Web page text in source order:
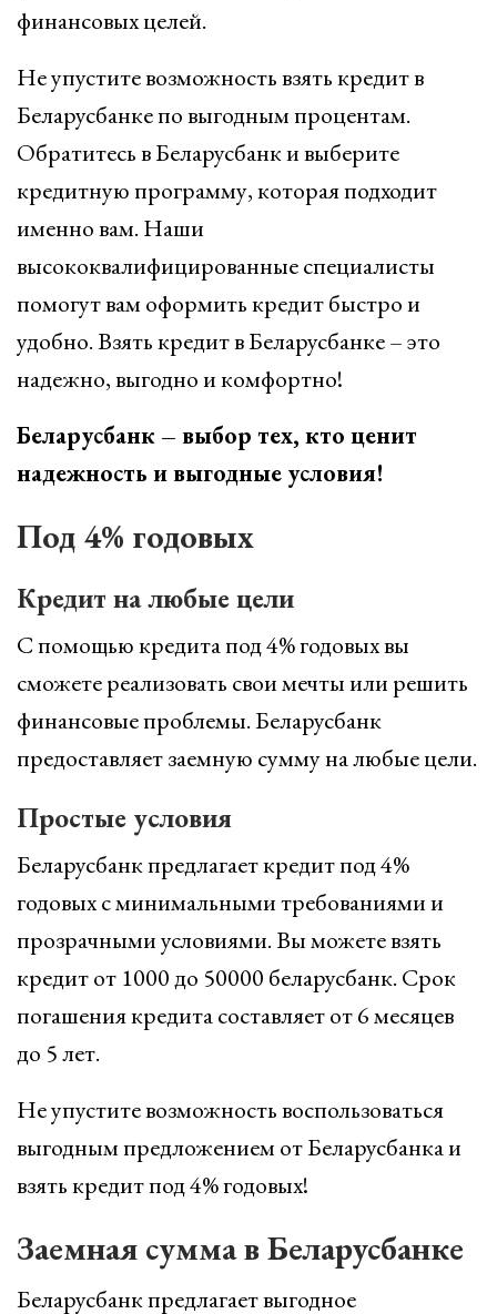
финансовых целей.
Не упустите возможность взять кредит в
Беларусбанке по выгодным процентам.
Обратитесь в Беларусбанк и выберите
кредитную программу, которая подходит
именно вам. Наши
высококвалифицированные специалисты
помогут вам оформить кредит быстро и
удобно. Взять кредит в Беларусбанке – это
надежно, выгодно и комфортно!
Беларусбанк – выбор тех, кто ценит
надежность и выгодные условия!
Под 4% годовых
Кредит на любые цели
С помощью кредита под 4% годовых вы
сможете реализовать свои мечты или решить
финансовые проблемы. Беларусбанк
предоставляет заемную сумму на любые цели.
Простые условия
Беларусбанк предлагает кредит под 4%
годовых с минимальными требованиями и
прозрачными условиями. Вы можете взять
кредит от 1000 до 50000 беларусбанк. Срок
погашения кредита составляет от 6 месяцев
до 5 лет.
Не упустите возможность воспользоваться
выгодным предложением от Беларусбанка и
взять кредит под 4% годовых!
Заемная сумма в Беларусбанке
Беларусбанк предлагает выгодное